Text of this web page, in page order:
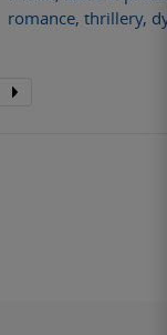
romance, thrillery,